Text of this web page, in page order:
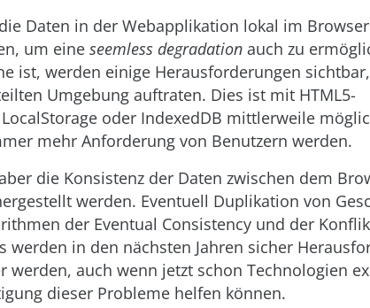
Daten in der Webapplikation lokal im Browser
um eine seemless degradation auch zu
ist, werden einige Herausforderungen
Umgebung auftraten. Dies ist mit HTML5-
oder IndexedDB mittlerweile
mehr Anforderung von Benutzern werden.
die Konsistenz der Daten zwischen dem
werden. Eventuell Duplikation von
der Eventual Consistency und der
werden in den nächsten Jahren sicher
werden, auch wenn jetzt schon Technologien
dieser Probleme helfen können.